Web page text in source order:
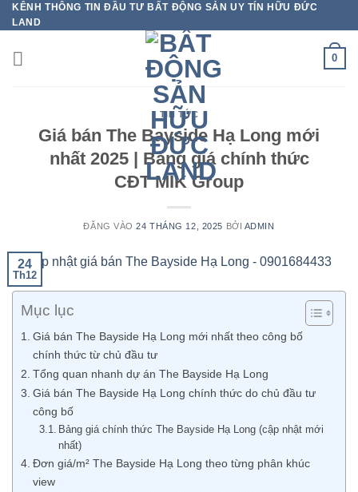
Bỏ
qua
nội
dung
KÊNH THÔNG TIN ĐẦU TƯ BẤT ĐỘNG SẢN UY TÍN HỮU ĐỨC
LAND
0
TIN TỨC
Giá bán The Bayside Hạ Long mới
nhất 2025 | Bảng giá chính thức
CĐT MIK Group
ĐĂNG VÀO24 THÁNG 12, 2025 BỞI ADMIN
24
Th12
Mục lục
Giá bán The Bayside Hạ Long mới nhất theo công bố
chính thức từ chủ đầu tư
Tổng quan nhanh dự án The Bayside Hạ Long
Giá bán The Bayside Hạ Long chính thức do chủ đầu tư
công bố
Bảng giá chính thức The Bayside Hạ Long (cập nhật mới
nhất)
Đơn giá/m² The Bayside Hạ Long theo từng phân khúc
view